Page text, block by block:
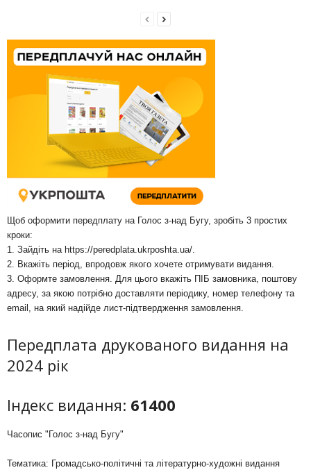
Щоб оформити передплату на Голос з-над Бугу, зробіть 3 простих
кроки:
1. Зайдіть на https://peredplata.ukrposhta.ua/
2. Вкажіть період, впродовж якого хочете отримувати видання.
3. Оформте замовлення. Для цього вкажіть ПІБ замовника, поштову
адресу, за якою потрібно доставляти періодику, номер телефону та
email, на який надійде лист-підтвердження замовлення.
Передплата друкованого видання на
2024 рік
Індекс видання: 61400
Часопис "Голос з-над Бугу"
Тематика: Громадсько-політичні та літературно-художні видання